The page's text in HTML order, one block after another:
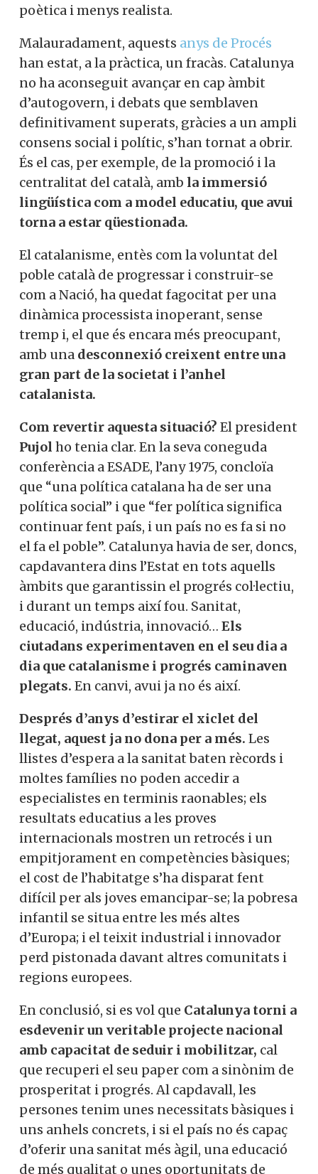
poètica i menys realista.
Malauradament, aquests anys de Procés
han estat, a la pràctica, un fracàs. Catalunya
no ha aconseguit avançar en cap àmbit
d’autogovern, i debats que semblaven
definitivament superats, gràcies a un ampli
consens social i polític, s’han tornat a obrir.
És el cas, per exemple, de la promoció i la
centralitat del català, amb la immersió
lingüística com a model educatiu, que avui
torna a estar qüestionada.
El catalanisme, entès com la voluntat del
poble català de progressar i construir-se
com a Nació, ha quedat fagocitat per una
dinàmica processista inoperant, sense
tremp i, el que és encara més preocupant,
amb una desconnexió creixent entre una
gran part de la societat i l’anhel
catalanista.
Com revertir aquesta situació? El president
Pujol ho tenia clar. En la seva coneguda
conferència a ESADE, l’any 1975, concloïa
que “una política catalana ha de ser una
política social” i que “fer política significa
continuar fent país, i un país no es fa si no
el fa el poble”. Catalunya havia de ser, doncs,
capdavantera dins l’Estat en tots aquells
àmbits que garantissin el progrés col·lectiu,
i durant un temps així fou. Sanitat,
educació, indústria, innovació… Els
ciutadans experimentaven en el seu dia a
dia que catalanisme i progrés caminaven
plegats. En canvi, avui ja no és així.
Després d’anys d’estirar el xiclet del
llegat, aquest ja no dona per a més. Les
llistes d’espera a la sanitat baten rècords i
moltes famílies no poden accedir a
especialistes en terminis raonables; els
resultats educatius a les proves
internacionals mostren un retrocés i un
empitjorament en competències bàsiques;
el cost de l’habitatge s’ha disparat fent
difícil per als joves emancipar-se; la pobresa
infantil se situa entre les més altes
d’Europa; i el teixit industrial i innovador
perd pistonada davant altres comunitats i
regions europees.
En conclusió, si es vol que Catalunya torni a
esdevenir un veritable projecte nacional
amb capacitat de seduir i mobilitzar, cal
que recuperi el seu paper com a sinònim de
prosperitat i progrés. Al capdavall, les
persones tenim unes necessitats bàsiques i
uns anhels concrets, i si el país no és capaç
d’oferir una sanitat més àgil, una educació
de més qualitat o unes oportunitats de